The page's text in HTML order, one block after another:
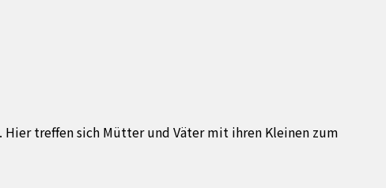
treffen sich Mütter und Väter mit ihren Kleinen zum